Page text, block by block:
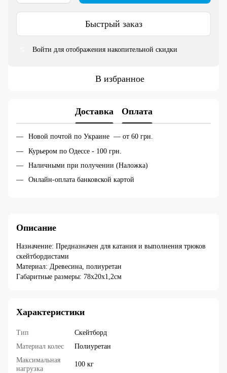
Быстрый заказ
Войти для отображения накопительной скидки
В избранное
Доставка Оплата
Новой почтой по Украине — от 60 грн.
Курьером по Одессе - 100 грн.
Наличными при получении (Наложка)
Онлайн-оплата банковской картой
Описание
Назначение: Предназначен для катания и выполнения трюков
скейтбордистами
Материал: Древесина, полиуретан
Габаритные размеры: 78x20x1,2см
Характеристики
Тип
Скейтборд
Материал колес
Полиуретан
Максимальная
нагрузка
100 кг